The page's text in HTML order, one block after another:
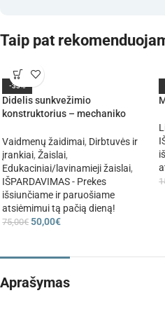
Taip pat
-33%
Didelis sunkvežimio
konstruktorius – mechaniko
montavimui, 61 detalė, XXL
Vaidmenų žaidimai, Dirbtuvės ir
įrankiai, Žaislai,
Edukaciniai/lavinamieji žaislai,
IŠPARDAVIMAS - Prekes
išsiunčiame ir paruošiame
atsiėmimui tą pačią dieną!
75,00€ 50,00€
Aprašymas